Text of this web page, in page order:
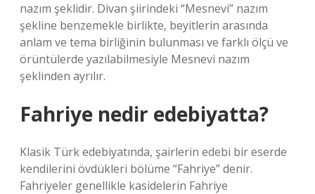
nazım şeklidir. Divan şiirindeki “Mesnevi” nazım
şekline benzemekle birlikte, beyitlerin arasında
anlam ve tema birliğinin bulunması ve farklı ölçü ve
örüntülerde yazılabilmesiyle Mesnevi nazım
şeklinden ayrılır.
Fahriye nedir edebiyatta?
Klasik Türk edebiyatında, şairlerin edebi bir eserde
kendilerini övdükleri bölüme “Fahriye” denir.
Fahriyeler genellikle kasidelerin Fahriye